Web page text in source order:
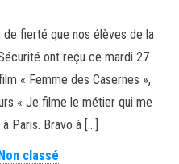
fierté que nos élèves de la
ont reçu ce mardi 27
« Femme des Casernes »,
« Je filme le métier qui me
Paris. Bravo à […]
classé